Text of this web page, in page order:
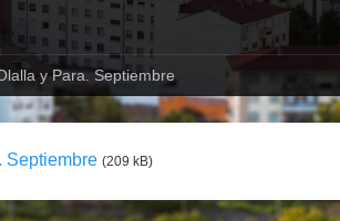
y Para. Septiembre
Septiembre (209 kB)